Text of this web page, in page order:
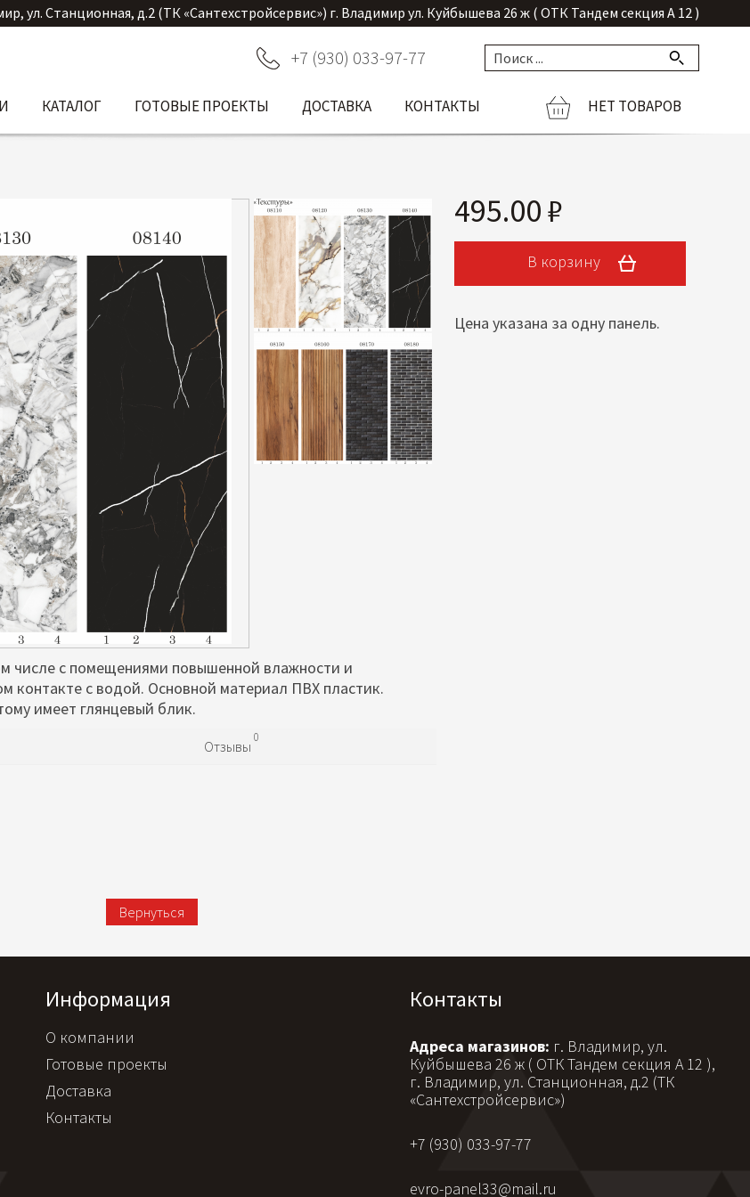
ул. Станционная, д.2 (ТК «Сантехстройсервис») г. Владимир ул. Куйбышева 26 ж ( ОТК Тандем секция А 12 )
+7 (930) 033-97-77
НЕТ ТОВАРОВ
КАТАЛОГ ГОТОВЫЕ ПРОЕКТЫ ДОСТАВКА КОНТАКТЫ
495.00 ₽
В корзину
Цена указана за одну панель.
числе с помещениями повышенной влажности и
контакте с водой. Основной материал ПВХ пластик.
имеет глянцевый блик.
Отзывы
0
Вернуться
Информация
О компании
Готовые проекты
Доставка
Контакты
Контакты
Адреса магазинов: г. Владимир, ул.
Куйбышева 26 ж ( ОТК Тандем секция А 12 ),
г. Владимир, ул. Станционная, д.2 (ТК
«Сантехстройсервис»)
+7 (930) 033-97-77
evro-panel33@mail.ru